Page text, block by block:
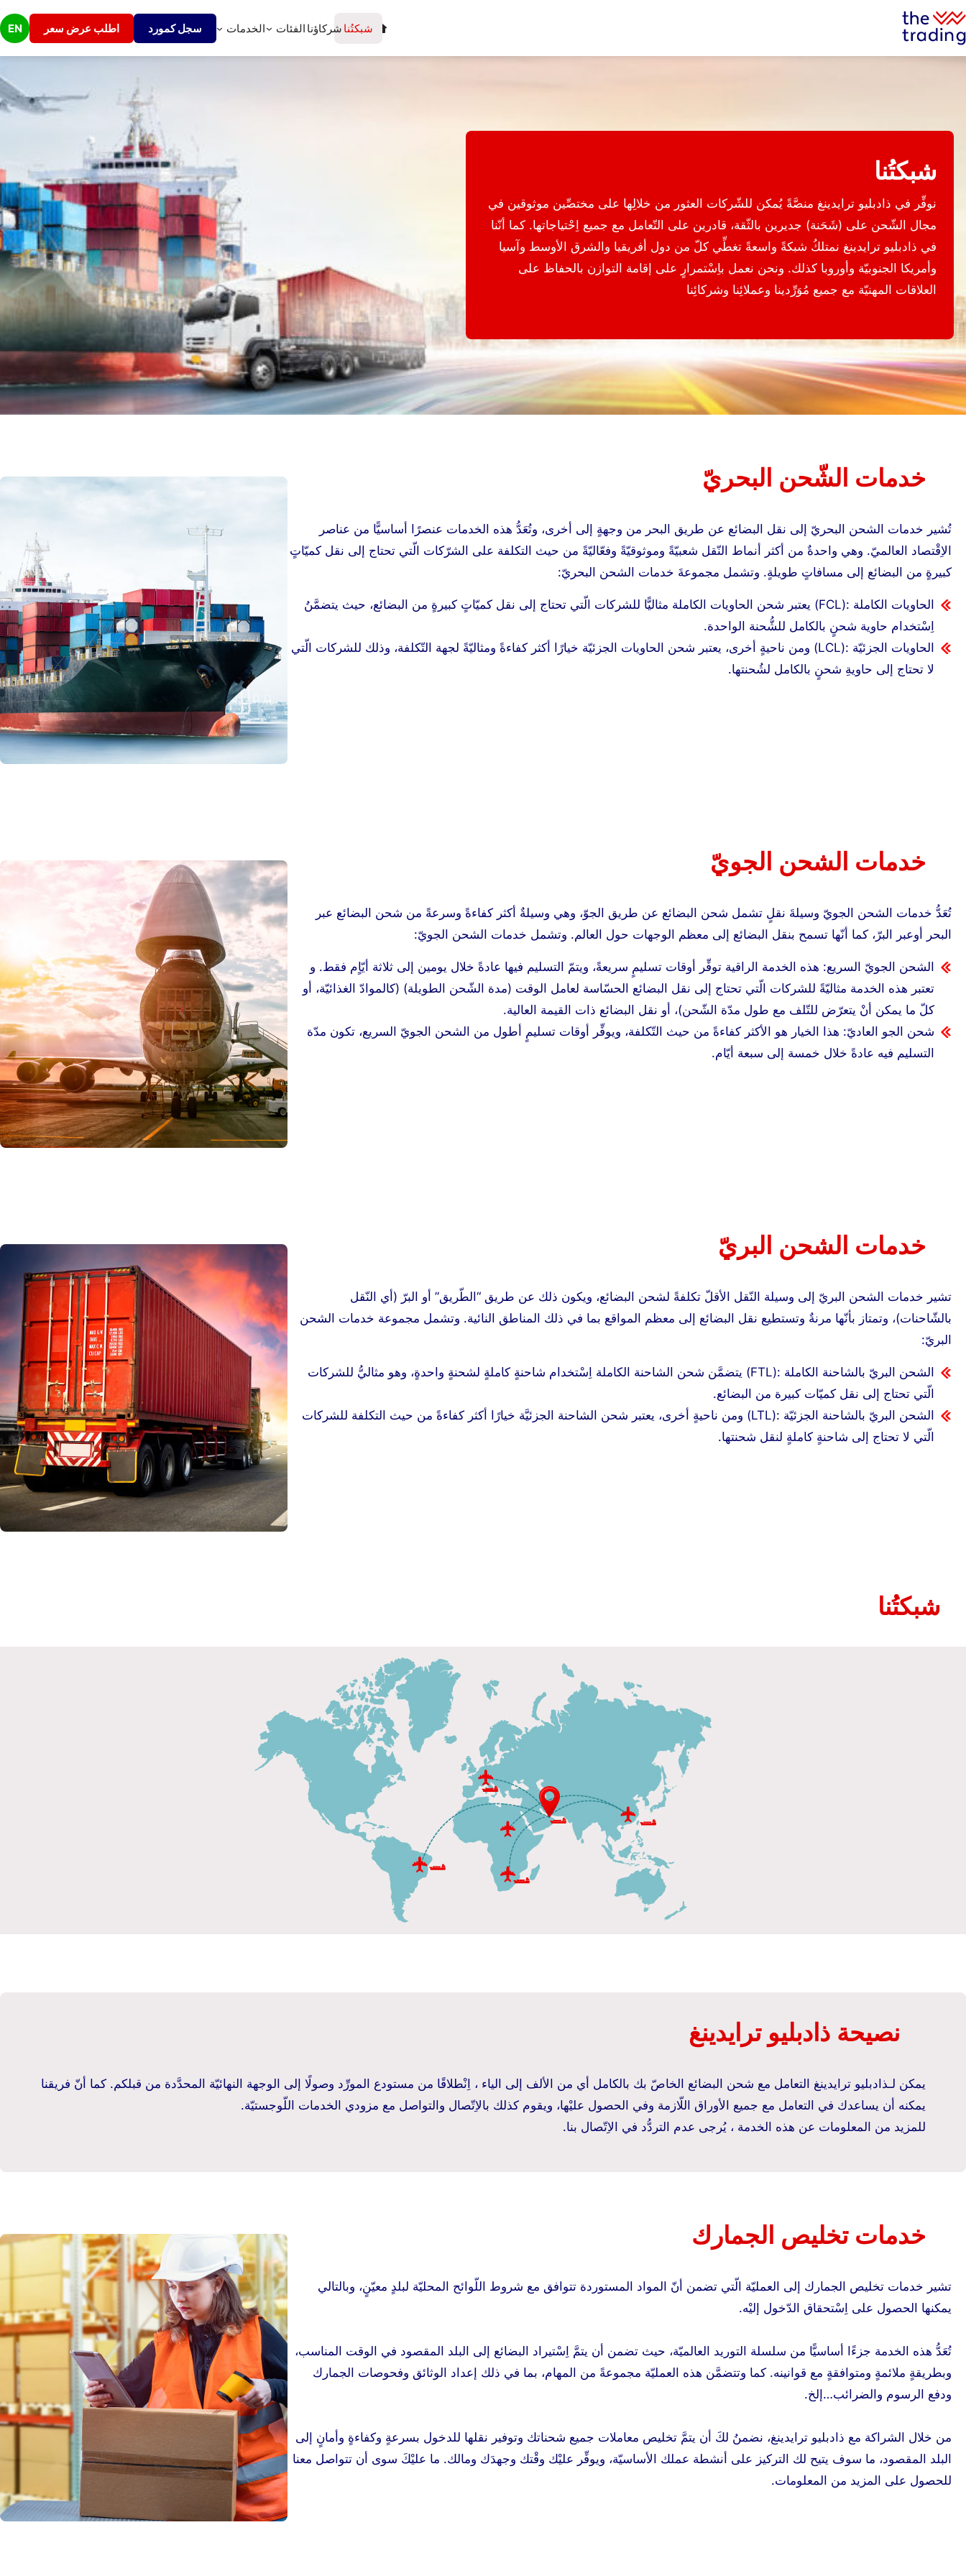
شبكتُنا شركاؤنا الفئات الخدمات سجل كمورد اطلب عرض سعر EN
شبكتُنا
نوفِّر في ذادبليو ترايدينغ منصَّةً يُمكن للشّركات العثور من خلالِها على مختصِّين موثوقين في
مجال الشّحن على (شَحَنة) جديرين بالثّقة، قادرين على التّعامل مع جميع اِحْتياجاتها. كما أنّنا
في ذادبليو ترايدينغ نمتلكُ شبكةً واسعةً تغطِّي كلّ من دول أفريقيا والشرق الأوسط وآسيا
وأمريكا الجنوبيّة وأوروبا كذلك. ونحن نعمل باِسْتمرارٍ على إقامة التوازن بالحفاظ على
العلاقات المهنيّة مع جميع مُوَرِّدينا وعملائِنا وشركائِنا
خدمات الشّحن البحريّ
تُشير خدمات الشحن البحريّ إلى نقل البضائع عن طريق البحر من وجهةٍ إلى أخرى، وتُعَدُّ هذه الخدمات عنصرًا أساسيًّا من عناصر
الاِقْتصاد العالميّ. وهي واحدةٌ من أكثر أنماط النّقل شعبيّةً وموثوقيّةً وفعّاليّةً من حيث التكلفة على الشرّكات الّتي تحتاج إلى نقل كميّاتٍ
كبيرةٍ من البضائع إلى مسافاتٍ طويلةٍ. وتشمل مجموعةَ خدمات الشحن البحريّ:
الحاويات الكاملة :(FCL) يعتبر شحن الحاويات الكاملة مثاليًّا للشركات الّتي تحتاج إلى نقل كميّاتٍ كبيرةٍ من البضائع، حيث يتضمَّنُ
اِسْتخدام حاوية شحنٍ بالكامل للشُّحنة الواحدة.
الحاويات الجزئيّة :(LCL) ومن ناحيةٍ أخرى، يعتبر شحن الحاويات الجزئيّة خيارًا أكثر كفاءةً ومثاليّةً لجهة التّكلفة، وذلك للشركات الّتي
لا تحتاج إلى حاويةِ شحنٍ بالكامل لشُحنتها.
خدمات الشحن الجويّ
تُعَدُّ خدمات الشحن الجويّ وسيلةَ نقلٍ تشمل شحن البضائع عن طريق الجوّ، وهي وسيلةٌ أكثر كفاءةً وسرعةً من شحن البضائع عبر
البحر أوعبر البرّ، كما أنّها تسمح بنقل البضائع إلى معظم الوجهات حول العالم. وتشمل خدمات الشحن الجويّ:
الشحن الجويّ السريع: هذه الخدمة الراقية توفِّر أوقات تسليمٍ سريعةً، ويتمّ التسليم فيها عادةً خلال يومين إلى ثلاثة أيّاٍم فقط. و
تعتبر هذه الخدمة مثاليّةً للشركات الّتي تحتاج إلى نقل البضائع الحسّاسة لعامل الوقت (مدة الشّحن الطويلة) (كالموادّ الغذائيّة، أو
كلّ ما يمكن أنْ يتعرّض للتّلف مع طول مدّة الشّحن)، أو نقل البضائع ذات القيمة العالية.
شحن الجو العاديّ: هذا الخيار هو الأكثر كفاءةً من حيث التّكلفة، ويوفِّر أوقات تسليمٍ أطول من الشحن الجويّ السريع، تكون مدّة
التسليم فيه عادةً خلال خمسة إلى سبعة أيّام.
خدمات الشحن البريّ
تشير خدمات الشحن البريّ إلى وسيلة النّقل الأقلّ تكلفةً لشحن البضائع، ويكون ذلك عن طريق “الطّريق” أو البرّ (أي النّقل
بالشّاحنات)، وتمتاز بأنّها مرنةٌ وتستطيع نقل البضائع إلى معظم المواقع بما في ذلك المناطق النائية. وتشمل مجموعة خدمات الشحن
البريّ:
الشحن البريّ بالشاحنة الكاملة :(FTL) يتضمَّن شحن الشاحنة الكاملة اِسْتخدام شاحنةٍ كاملةٍ لشحنةٍ واحدةٍ، وهو مثاليُّ للشركات
الّتي تحتاج إلى نقل كميّات كبيرة من البضائع.
الشحن البريّ بالشاحنة الجزئيّة :(LTL) ومن ناحيةٍ أخرى، يعتبر شحن الشاحنة الجزئيَّة خيارًا أكثر كفاءةً من حيث التكلفة للشركات
الّتي لا تحتاج إلى شاحنةٍ كاملةٍ لنقل شحنتها.
شبكتُنا
نصيحة ذادبليو ترايدينغ
يمكن لـذادبليو ترايدينغ التعامل مع شحن البضائع الخاصّ بك بالكامل أي من الألف إلى الياء ، اِنْطلاقًا من مستودع المورِّد وصولًا إلى الوجهة النهائيّة المحدَّدة من قبلكم. كما أنّ فريقنا
يمكنه أن يساعدك في التعامل مع جميع الأوراق اللّازمة وفي الحصول عليْها، ويقوم كذلك بالاِتّصال والتواصل مع مزودي الخدمات اللّوجستيّة.
للمزيد من المعلومات عن هذه الخدمة ، يُرجى عدم التردُّد في الاِتّصال بنا.
خدمات تخليص الجمارك
تشير خدمات تخليص الجمارك إلى العمليّة الّتي تضمن أنّ المواد المستوردة تتوافق مع شروط اللّوائح المحليّة لبلدٍ معيّنٍ، وبالتالي
يمكنها الحصول على اِسْتحقاق الدّخول إليْه.
تُعَدُّ هذه الخدمة جزءًا أساسيًّا من سلسلة التوريد العالميّة، حيث تضمن أن يتمَّ اِسْتيراد البضائع إلى البلد المقصود في الوقت المناسب،
وبطريقةٍ ملائمةٍ ومتوافقةٍ مع قوانينه. كما وتتضمَّن هذه العمليّة مجموعةً من المهام، بما في ذلك إعداد الوثائق وفحوصات الجمارك
ودفع الرسوم والضرائب…إلخ.
من خلال الشراكة مع ذادبليو ترايدينغ، نضمنُ لكَ أن يتمَّ تخليص معاملات جميع شحناتك وتوفير نقلها للدخول بسرعةٍ وكفاءةٍ وأمانٍ إلى
البلد المقصود، ما سوف يتيح لك التركيز على أنشطة عملك الأساسيّة، ويوفِّر عليْك وقْتك وجهدَك ومالك. ما عليْكَ سوى أن تتواصل معنا
للحصول على المزيد من المعلومات.